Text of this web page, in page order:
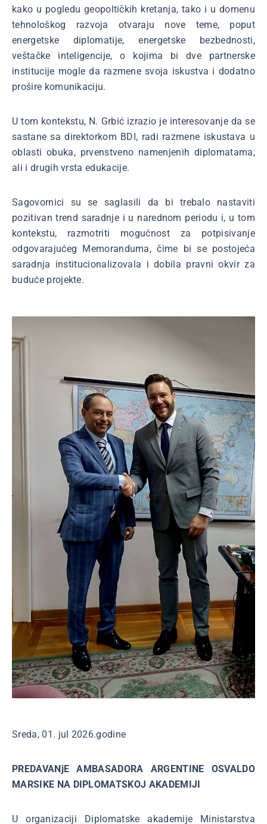
kako u pogledu geopoltičkih kretanja, tako i u domenu
tehnološkog razvoja otvaraju nove teme, poput
energetske diplomatije, energetske bezbednosti,
veštačke inteligencije, o kojima bi dve partnerske
institucije mogle da razmene svoja iskustva i dodatno
prošire komunikaciju.
U tom kontekstu, N. Grbić izrazio je interesovanje da se
sastane sa direktorkom BDI, radi razmene iskustava u
oblasti obuka, prvenstveno namenjenih diplomatama,
ali i drugih vrsta edukacije.
Sagovornici su se saglasili da bi trebalo nastaviti
pozitivan trend saradnje i u narednom periodu i, u tom
kontekstu, razmotriti mogućnost za potpisivanje
odgovarajućeg Memoranduma, čime bi se postojeća
saradnja institucionalizovala i dobila pravni okvir za
buduće projekte.
Sreda, 01. jul 2026.godine
PREDAVANjE AMBASADORA ARGENTINE OSVALDO
MARSIKE NA DIPLOMATSKOJ AKADEMIJI
U organizaciji Diplomatske akademije Ministarstva